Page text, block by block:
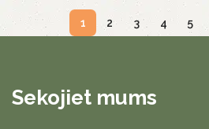
1 2 3 4 5
Sekojiet mums